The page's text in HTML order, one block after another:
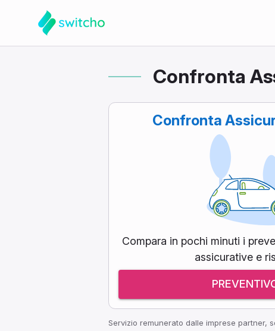
Confronta
Confronta
Compara in pochi minuti i
assicurative e
Servizio remunerato dalle imprese partner,